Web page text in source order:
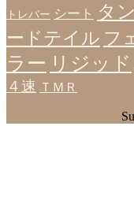
トレバー シート タ
ードテイル フ
ラー リジッド
４速 ＴＭＲ